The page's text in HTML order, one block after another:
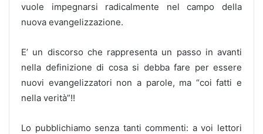
vuole impegnarsi radicalmente nel campo della
nuova evangelizzazione.
E’ un discorso che rappresenta un passo in avanti
nella definizione di cosa si debba fare per essere
nuovi evangelizzatori non a parole, ma “coi fatti e
nella verità”!!
Lo pubblichiamo senza tanti commenti: a voi lettori